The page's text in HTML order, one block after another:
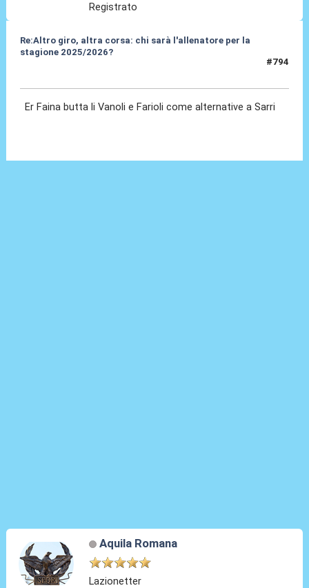
Registrato
Re:Altro giro, altra corsa: chi sarà l'allenatore per la
stagione 2025/2026?
#794
Er Faina butta li Vanoli e Farioli come alternative a Sarri
Aquila Romana
Lazionetter